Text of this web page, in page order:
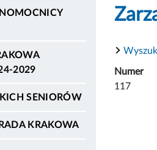
2029
SENIORÓW
KRAKOWA
Numer
117